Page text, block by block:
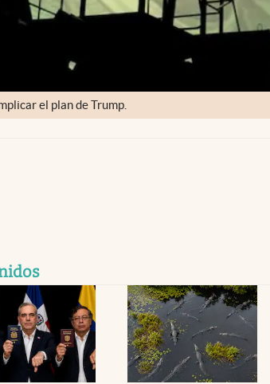
el plan de Trump.